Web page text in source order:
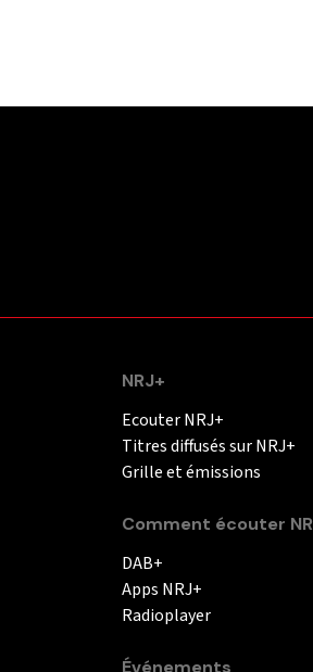
NRJ+
Ecouter NRJ+
Titres diffusés sur NRJ+
Grille et émissions
Comment écouter
DAB+
Apps NRJ+
Radioplayer
Événements